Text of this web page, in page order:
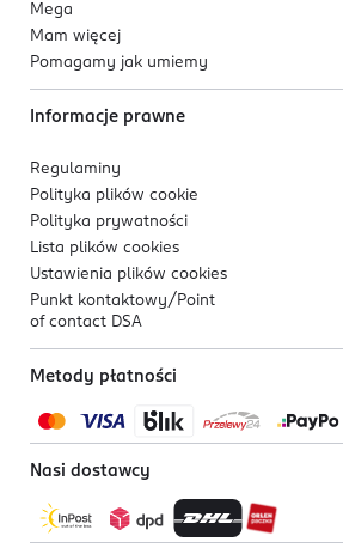
Mega
Mam więcej
Pomagamy jak umiemy
Informacje prawne
Regulaminy
Polityka plików cookie
Polityka prywatności
Lista plików cookies
Ustawienia plików cookies
Punkt kontaktowy/ Point
of contact DSA
Metody płatności
Nasi dostawcy